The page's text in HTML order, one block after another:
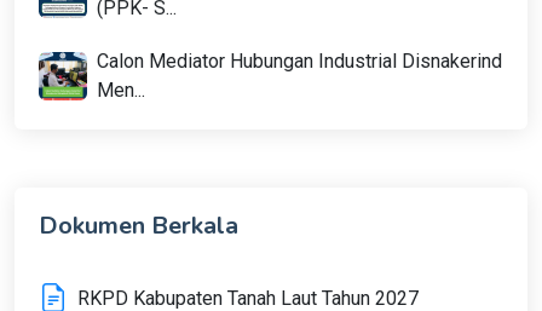
(PPK- S...
Calon Mediator Hubungan Industrial Disnakerind
Men...
Dokumen Berkala
RKPD Kabupaten Tanah Laut Tahun 2027